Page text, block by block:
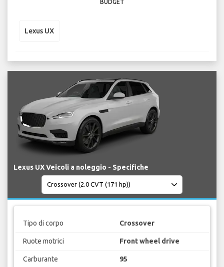
BUDGET
Lexus UX
Lexus UX Veicoli a noleggio - Specifiche
Tipo di corpo Crossover
Ruote motrici Front wheel drive
Carburante 95